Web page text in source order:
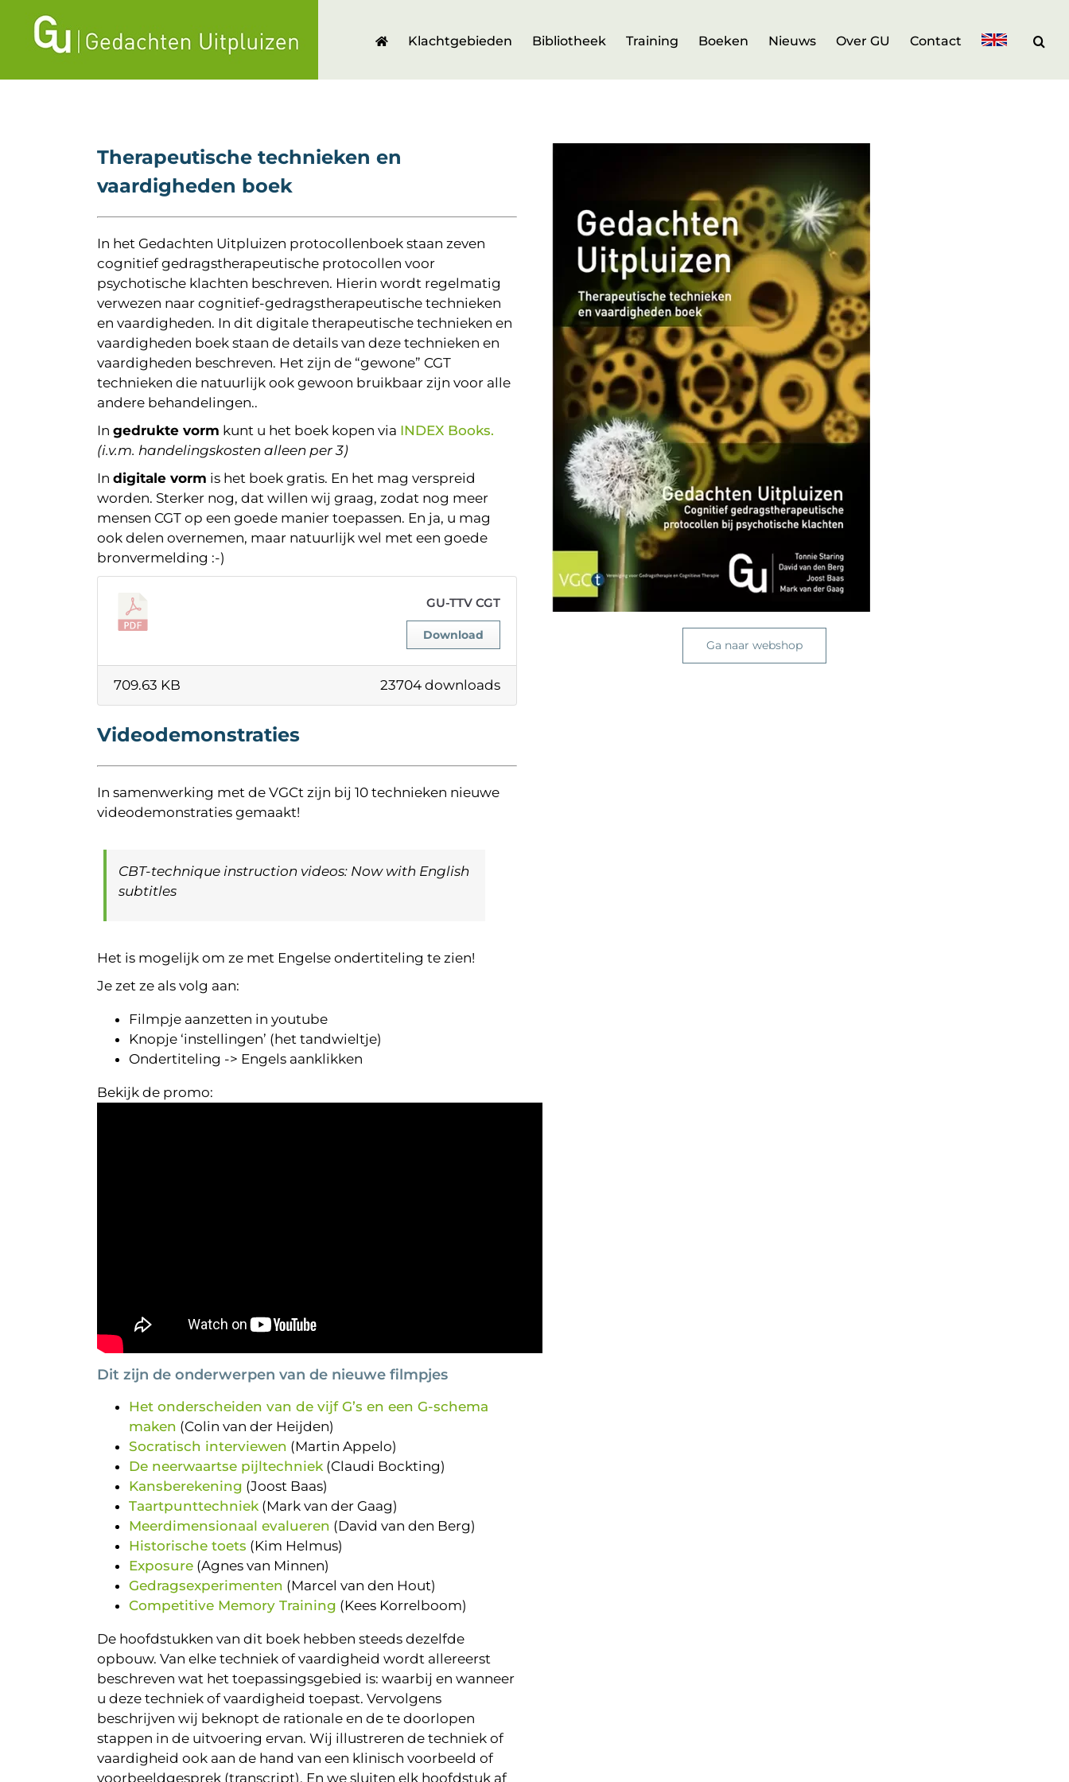
inhoud
Klachtgebieden Bibliotheek Training Boeken Nieuws Over GU Contact
Therapeutische technieken en
vaardigheden boek
In het Gedachten Uitpluizen protocollenboek staan zeven
cognitief gedragstherapeutische protocollen voor
psychotische klachten beschreven. Hierin wordt regelmatig
verwezen naar cognitief-gedragstherapeutische technieken
en vaardigheden. In dit digitale therapeutische technieken en
vaardigheden boek staan de details van deze technieken en
vaardigheden beschreven. Het zijn de “gewone” CGT
technieken die natuurlijk ook gewoon bruikbaar zijn voor alle
andere behandelingen..
In gedrukte vorm kunt u het boek kopen via INDEX Books.
(i.v.m. handelingskosten alleen per 3)
In digitale vorm is het boek gratis. En het mag verspreid
worden. Sterker nog, dat willen wij graag, zodat nog meer
mensen CGT op een goede manier toepassen. En ja, u mag
ook delen overnemen, maar natuurlijk wel met een goede
bronvermelding :-)
GU-TTV CGT
Download
23704 downloads
709.63 KB
Videodemonstraties
In samenwerking met de VGCt zijn bij 10 technieken nieuwe
videodemonstraties gemaakt!
CBT-technique instruction videos: Now with English
subtitles
Het is mogelijk om ze met Engelse ondertiteling te zien!
Je zet ze als volg aan:
Filmpje aanzetten in youtube
Knopje ‘instellingen’ (het tandwieltje)
Ondertiteling -> Engels aanklikken
Bekijk de promo:
Dit zijn de onderwerpen van de nieuwe filmpjes
Het onderscheiden van de vijf G’s en een G-schema
maken (Colin van der Heijden)
Socratisch interviewen (Martin Appelo)
De neerwaartse pijltechniek(Claudi Bockting)
Kansberekening (Joost Baas)
Taartpunttechniek(Mark van der Gaag)
Meerdimensionaal evalueren (David van den Berg)
Historische toets (Kim Helmus)
Exposure (Agnes van Minnen)
Gedragsexperimenten (Marcel van den Hout)
Competitive Memory Training (Kees Korrelboom)
De hoofdstukken van dit boek hebben steeds dezelfde
opbouw. Van elke techniek of vaardigheid wordt allereerst
beschreven wat het toepassingsgebied is: waarbij en wanneer
u deze techniek of vaardigheid toepast. Vervolgens
beschrijven wij beknopt de rationale en de te doorlopen
stappen in de uitvoering ervan. Wij illustreren de techniek of
vaardigheid ook aan de hand van een klinisch voorbeeld of
voorbeeldgesprek (transcript). En we sluiten elk hoofdstuk af
Ga naar webshop